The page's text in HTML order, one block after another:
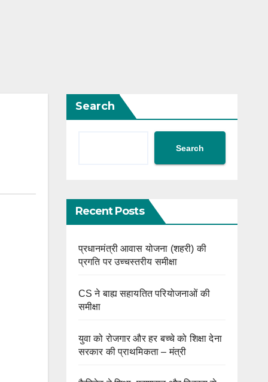
Search
Search
Recent Posts
प्रधानमंत्री आवास योजना (शहरी) की
प्रगति पर उच्चस्तरीय समीक्षा
CS ने बाह्य सहायतित परियोजनाओं की
समीक्षा
युवा को रोजगार और हर बच्चे को शिक्षा देना
सरकार की प्राथमिकता – मंत्री